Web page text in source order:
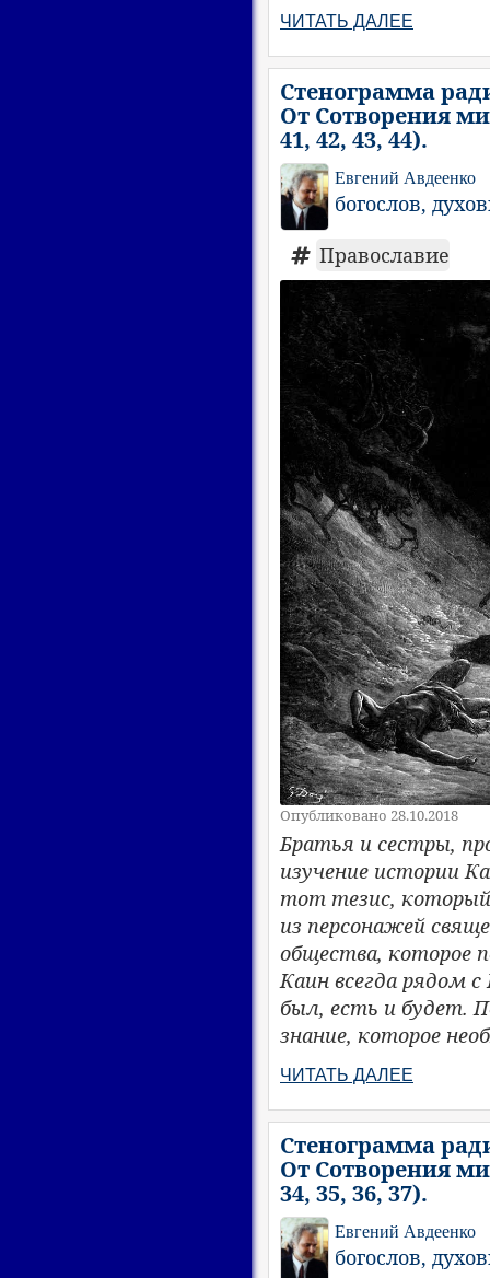
ЧИТАТЬ ДАЛЕЕ
Стенограмма
От Сотворения
41, 42, 43, 44).
Евгений Авдеенко
богослов,
Православие
Опубликовано 28.10.2018
Братья и сестры,
изучение истории
тот тезис,
из персонажей
общества, которое
Каин всегда рядом
был, есть и будет.
знание, которое
ЧИТАТЬ ДАЛЕЕ
Стенограмма
От Сотворения
34, 35, 36, 37).
Евгений Авдеенко
богослов,